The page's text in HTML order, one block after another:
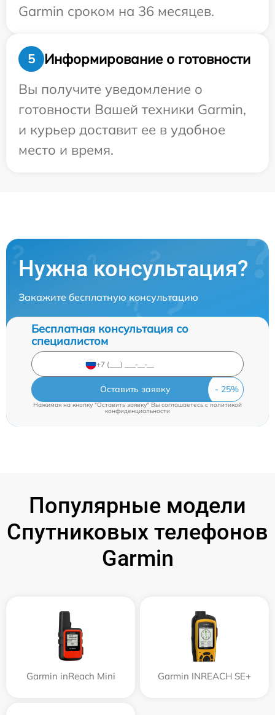
Garmin сроком на 36 месяцев.
5
Информирование о готовности
Вы получите уведомление о
готовности Вашей техники Garmin,
и курьер доставит ее в удобное
место и время.
Нужна консультация?
Закажите бесплатную консультацию
Бесплатная консультация со
специалистом
Оставить заявку
Нажимая на кнопку "Оставить заявку" Вы соглашаетесь cполитикой
конфиденциальности
Популярные модели
Спутниковых телефонов
Garmin
Garmin inReach Mini Garmin INREACH SE+